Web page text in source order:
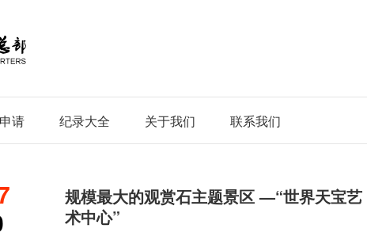
请 纪录大全 关于我们 联系我们
规模最大的观赏石主题景区 —“世界天宝艺
术中心”